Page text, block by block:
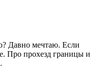
Давно мечтаю. Если
Про прохезд границы и